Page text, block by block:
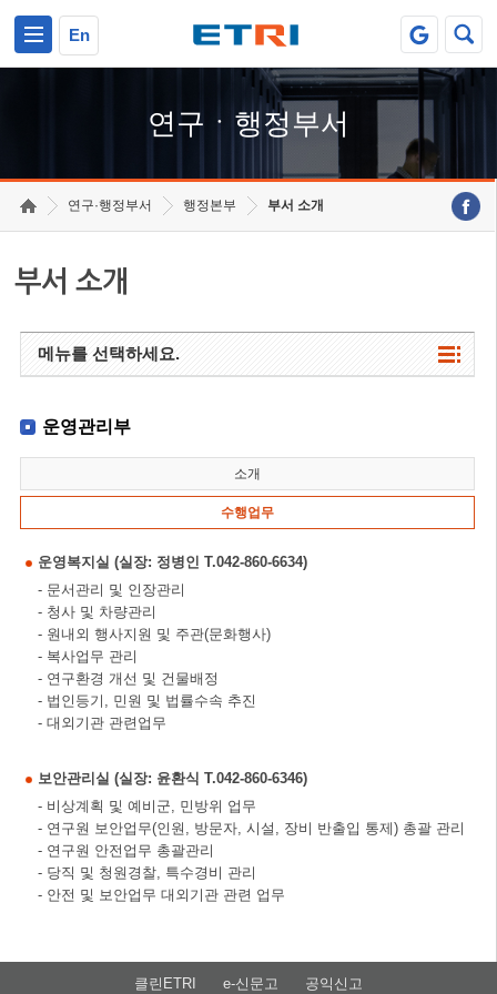
En
연구ㆍ행정부서
연구·행정부서 행정본부 부서 소개
부서 소개
메뉴를 선택하세요.
운영관리부
소개
수행업무
운영복지실 (실장: 정병인 T.042-860-6634)
- 문서관리 및 인장관리
- 청사 및 차량관리
- 원내외 행사지원 및 주관(문화행사)
- 복사업무 관리
- 연구환경 개선 및 건물배정
- 법인등기, 민원 및 법률수속 추진
- 대외기관 관련업무
보안관리실 (실장: 윤환식 T.042-860-6346)
- 비상계획 및 예비군, 민방위 업무
- 연구원 보안업무(인원, 방문자, 시설, 장비 반출입 통제) 총괄 관리
- 연구원 안전업무 총괄관리
- 당직 및 청원경찰, 특수경비 관리
- 안전 및 보안업무 대외기관 관련 업무
클린ETRI e-신문고 공익신고